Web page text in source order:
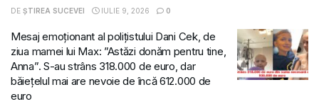
DE ȘTIREA SUCEVEI IULIE 9, 2026 0
Mesaj emoționant al polițistului Dani Cek, de
ziua mamei lui Max: ”Astăzi donăm pentru tine,
Anna”. S-au strâns 318.000 de euro, dar
băiețelul mai are nevoie de încă 612.000 de
euro